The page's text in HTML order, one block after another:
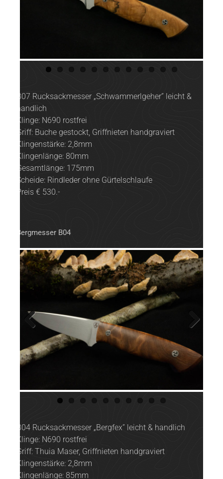
B07 Rucksackmesser „Schwammerlgeher” leicht &
handlich
Klinge: N690 rostfrei
Griff: Buche gestockt, Griffnieten handgraviert
Klingenstärke: 2,8mm
Klingenlänge: 80mm
Gesamtlänge: 175mm
Scheide: Rindleder ohne Gürtelschlaufe
Preis € 530.-
Bergmesser B04
ous
B04 Rucksackmesser „Bergfex” leicht & handlich
Klinge: N690 rostfrei
Griff: Thuia Maser, Griffnieten handgraviert
Klingenstärke: 2,8mm
Klingenlänge: 85mm